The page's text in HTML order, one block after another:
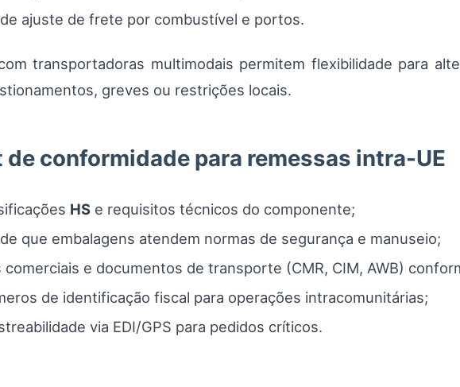
ajuste de frete por combustível e portos.
transportadoras multimodais permitem flexibilidade para
greves ou restrições locais.
conformidade para remessas intra-UE
HS e requisitos técnicos do componente;
que embalagens atendem normas de segurança e manuseio;
comerciais e documentos de transporte (CMR, CIM, AWB)
de identificação fiscal para operações intracomunitárias;
via EDI/GPS para pedidos críticos.